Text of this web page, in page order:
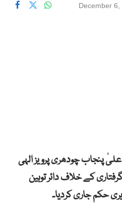
December
پنجاب چودھری پرویز الہی
کے خلاف دائر توہین
حکم جاری کردیا۔